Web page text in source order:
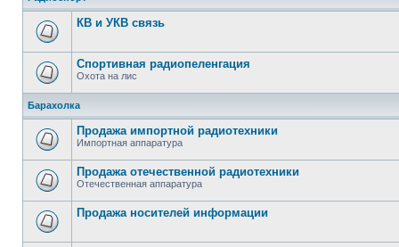
КВ и УКВ связь
Спортивная радиопеленгация
Охота на лис
Барахолка
Продажа импортной радиотехники
Импортная аппаратура
Продажа отечественной радиотехники
Отечественная аппаратура
Продажa носителей информации